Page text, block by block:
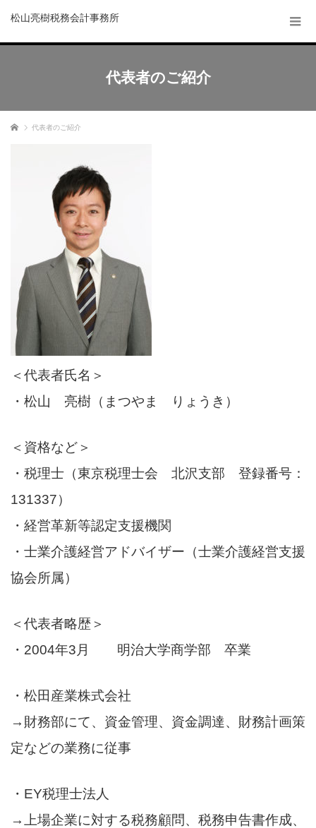
松山亮樹税務会計事務所
代表者のご紹介
ホーム 代表者のご紹介
＜代表者氏名＞
・松山 亮樹（まつやま りょうき）
＜資格など＞
・税理士（東京税理士会 北沢支部 登録番号：
131337）
・経営革新等認定支援機関
・士業介護経営アドバイザー（士業介護経営支援
協会所属）
＜代表者略歴＞
・2004年3月 明治大学商学部 卒業
・松田産業株式会社
→財務部にて、資金管理、資金調達、財務計画策
定などの業務に従事
・EY税理士法人
→上場企業に対する税務顧問、税務申告書作成、